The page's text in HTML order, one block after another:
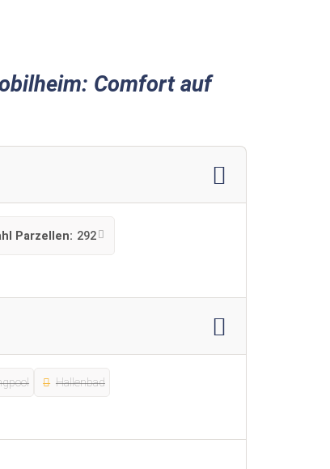
Comfort auf
Parzellen: 292
Hallenbad